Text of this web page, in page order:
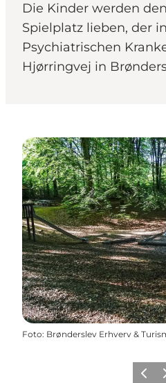
Die Kinder werden
Spielplatz lieben, der
Psychiatrischen
Hjørringvej in
Foto: Brønderslev Erhverv &
Zurück